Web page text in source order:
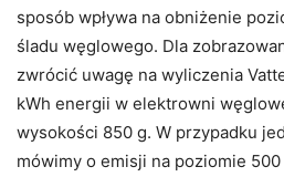
sposób wpływa na obniżenie
śladu węglowego. Dla
zwrócić uwagę na wyliczenia
kWh energii w elektrowni
wysokości 850 g. W przypadku
mówimy o emisji na poziomie